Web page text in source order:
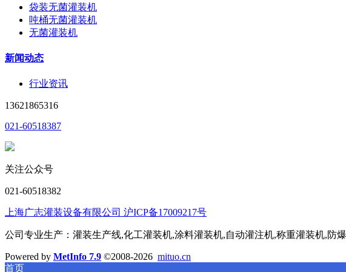
袋装无菌灌装机
吨桶无菌灌装机
无菌灌装机
新闻动态
行业资讯
13621865316
021-60518387
关注公众号
021-60518382
上海广志灌装设备有限公司 沪ICP备17009217号
公司专业生产：灌装生产线,化工灌装机,涂料灌装机,自动灌注机,称重灌装机,防
Powered by MetInfo 7.9 ©2008-2026 mituo.cn
首页